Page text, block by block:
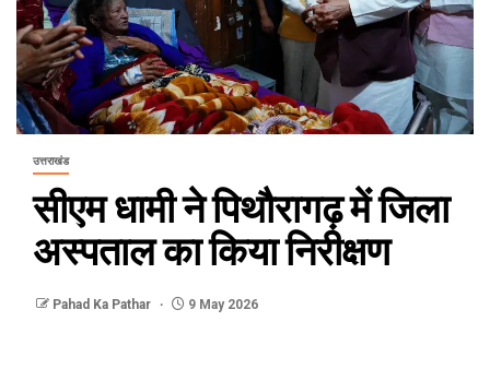
उत्तराखंड
सीएम धामी ने पिथौरागढ़ में जिला
अस्पताल का किया निरीक्षण
Pahad Ka Pathar 9 May 2026